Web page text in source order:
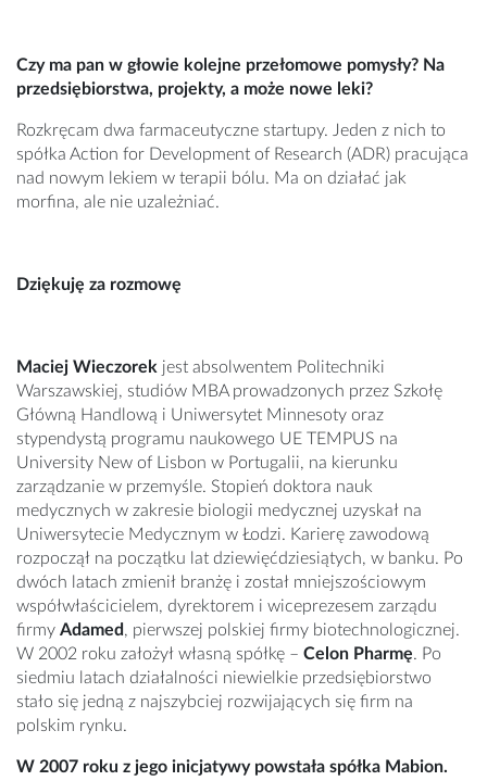
Czy ma pan w głowie kolejne przełomowe pomysły? Na
przedsiębiorstwa, projekty, a może nowe leki?
Rozkręcam dwa farmaceutyczne startupy. Jeden z nich to
spółka Action for Development of Research (ADR) pracująca
nad nowym lekiem w terapii bólu. Ma on działać jak
morfina, ale nie uzależniać.
Dziękuję za rozmowę
Maciej Wieczorek jest absolwentem Politechniki
Warszawskiej, studiów MBA prowadzonych przez Szkołę
Główną Handlową i Uniwersytet Minnesoty oraz
stypendystą programu naukowego UE TEMPUS na
University New of Lisbon w Portugalii, na kierunku
zarządzanie w przemyśle. Stopień doktora nauk
medycznych w zakresie biologii medycznej uzyskał na
Uniwersytecie Medycznym w Łodzi. Karierę zawodową
rozpoczął na początku lat dziewięćdziesiątych, w banku. Po
dwóch latach zmienił branżę i został mniejszościowym
współwłaścicielem, dyrektorem i wiceprezesem zarządu
firmy Adamed, pierwszej polskiej firmy biotechnologicznej.
W 2002 roku założył własną spółkę – Celon Pharmę. Po
siedmiu latach działalności niewielkie przedsiębiorstwo
stało się jedną z najszybciej rozwijających się firm na
polskim rynku.
W 2007 roku z jego inicjatywy powstała spółka Mabion.